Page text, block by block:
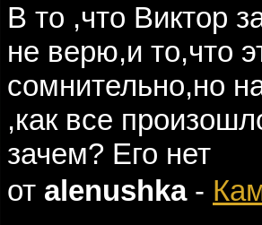
В то ,что Виктор
не верю,и то,что
сомнительно,но
,как все
зачем? Его нет
от alenushka-